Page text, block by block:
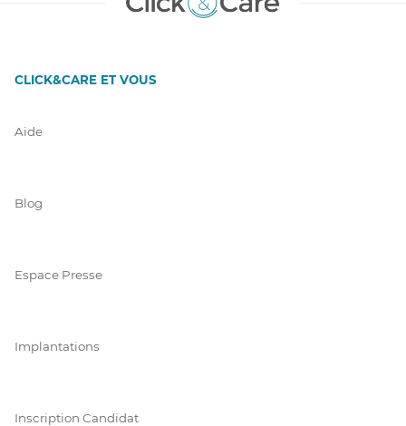
CLICK&CARE ET VOUS
Aide
Blog
Espace Presse
Implantations
Inscription Candidat